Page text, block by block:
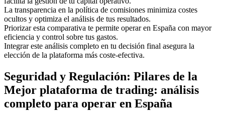
La transparencia en la política de comisiones minimiza costes
ocultos y optimiza el análisis de tus resultados.
Priorizar esta comparativa te permite operar en España con mayor
eficiencia y control sobre tus gastos.
Integrar este análisis completo en tu decisión final asegura la
elección de la plataforma más coste-efectiva.
Seguridad y Regulación: Pilares de la
Mejor plataforma de trading: análisis
completo para operar en España